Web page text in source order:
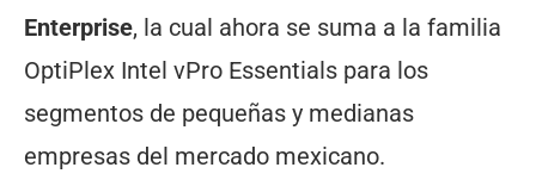
Enterprise, la cual ahora se suma a la familia
OptiPlex Intel vPro Essentials para los
segmentos de pequeñas y medianas
empresas del mercado mexicano.